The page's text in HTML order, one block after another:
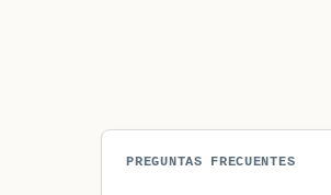
PREGUNTAS FRECUENTES